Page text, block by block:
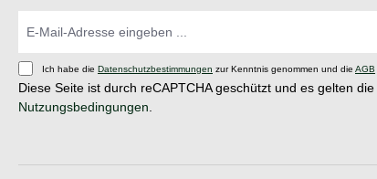
Ich habe die Datenschutzbestimmungen zur Kenntnis genommen und die AGB
Diese Seite ist durch reCAPTCHA geschützt und es gelten die
Nutzungsbedingungen